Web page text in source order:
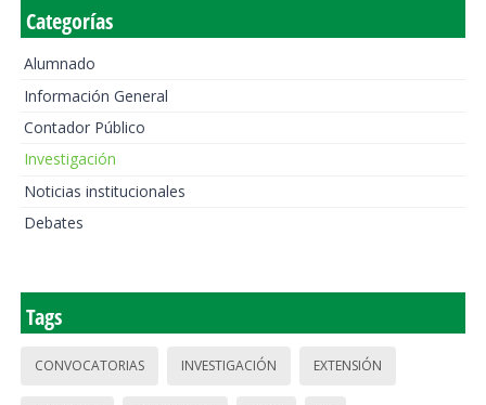
Categorías
Alumnado
Información General
Contador Público
Investigación
Noticias institucionales
Debates
Tags
CONVOCATORIAS INVESTIGACIÓN EXTENSIÓN